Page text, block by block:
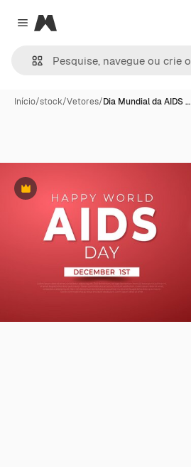
Close menu
Magnific
Início/stock/Vetores/Dia Mundial da AIDS …
Premium